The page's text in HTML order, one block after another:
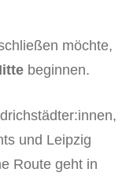
möchte,
beginnen.
und Leipzig
Route geht in